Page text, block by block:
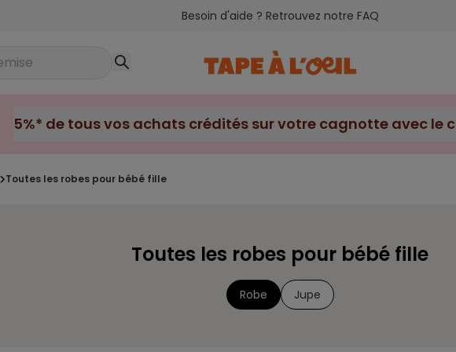
Besoin d'aide ? Retrouvez notre FAQ
toutes les robes pour bébé fille
Toutes les robes pour bébé fille
Robe Jupe